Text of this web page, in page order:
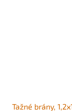
Tažné brány,